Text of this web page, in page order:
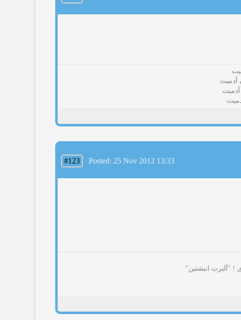
آدمیت
#123 Posted: 25 Nov 2012 13:33
! "آلبرت انیشتین"